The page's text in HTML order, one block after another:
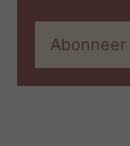
Abonneer